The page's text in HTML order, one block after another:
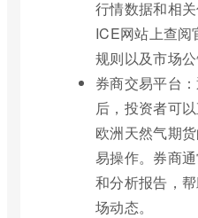
行情数据和相
ICE网站上查阅
规则以及市场公
券商交易平台
后，投资者可
欧洲天然气期
易操作。券商
和分析报告，
场动态。